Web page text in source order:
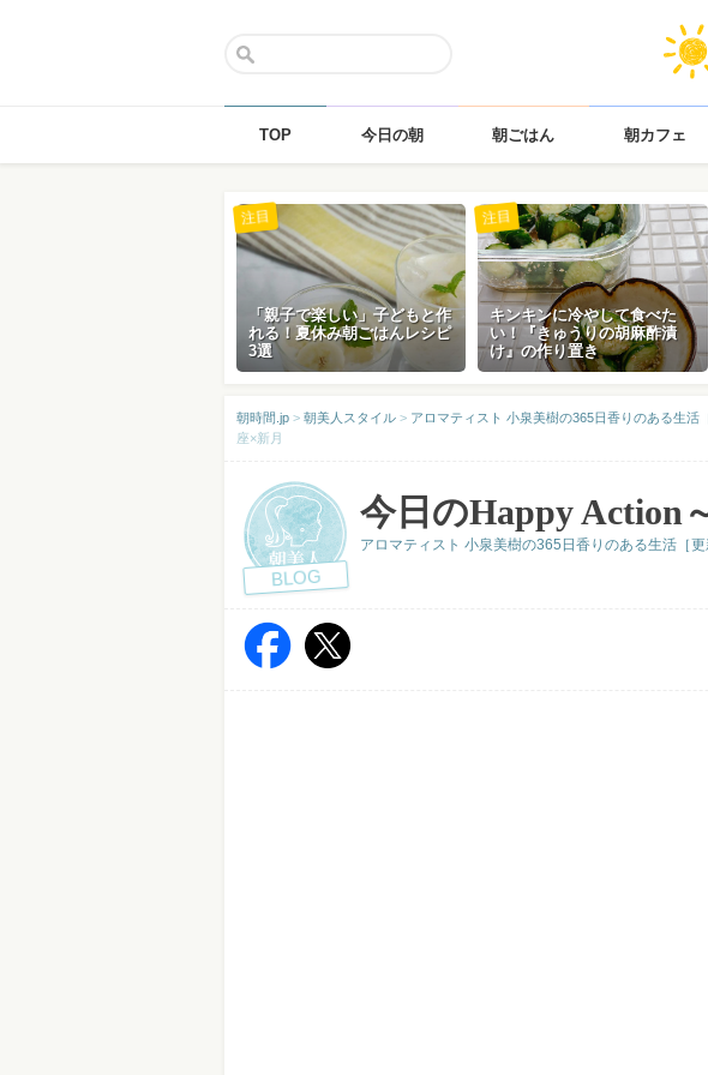
TOP 今日の朝 朝ごはん 朝カフェ
「親子で楽しい」子どもと作
れる！夏休み朝ごはんレシピ
3選
注目
キンキンに冷やして食べた
い！『きゅうりの胡麻酢漬
け』の作り置き
注目
朝時間.jp > 朝美人スタイル > アロマティスト 小泉美樹の365日香りのある生活
座×新月
BLOG
今日のHappy Action
アロマティスト 小泉美樹の365日香りのある生活［更